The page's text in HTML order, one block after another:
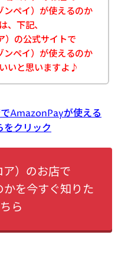
ペイ）が使えるのか
、下記、
）の公式サイトで
ペイ）が使えるのか
いと思いますよ♪
AmazonPayが使える
をクリック
）のお店で
を今すぐ知りた
ら